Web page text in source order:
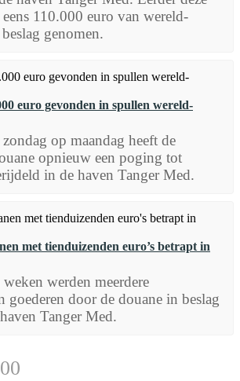
110.000 euro van wereld-
genomen.
euro gevonden in spullen wereld-
op maandag heeft de
opnieuw een poging tot
in de haven Tanger Med.
met tienduizenden euro’s betrapt in
werden meerdere
goederen door de douane in beslag
Tanger Med.